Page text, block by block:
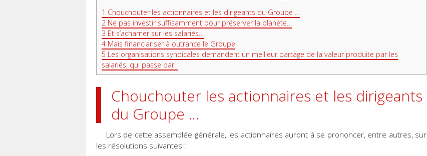
1 Chouchouter les actionnaires et les dirigeants du Groupe …
2 Ne pas investir suffisamment pour préserver la planète…
3 Et s’acharner sur les salariés…
4 Mais financiariser à outrance le Groupe
5 Les organisations syndicales demandent un meilleur partage de la valeur produite par les
salariés, qui passe par :
Chouchouter les actionnaires et les dirigeants
du Groupe …
Lors de cette assemblée générale, les actionnaires auront à se prononcer, entre autres, sur
les résolutions suivantes :